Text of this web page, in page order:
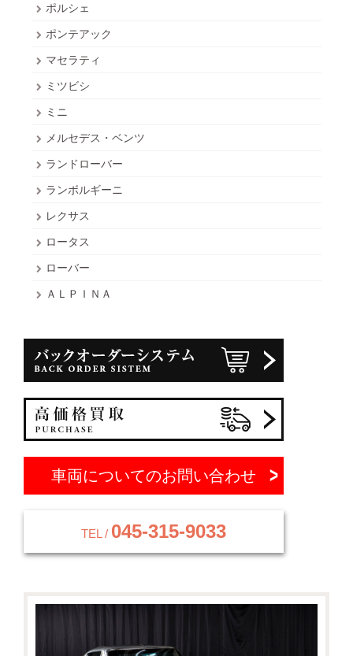
ポルシェ
ポンテアック
マセラティ
ミツビシ
ミニ
メルセデス・ベンツ
ランドローバー
ランボルギーニ
レクサス
ロータス
ローバー
ＡＬＰＩＮＡ
車両についてのお問い合わせ
TEL / 045-315-9033